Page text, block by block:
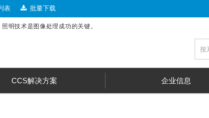
表 批量下载
明技术是图像处理成功的关键。
CCS解决方案 企业信息